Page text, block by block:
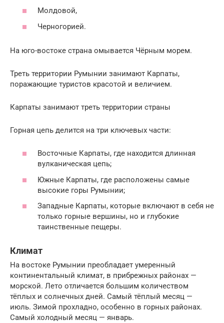
Молдовой,
Черногорией.
На юго-востоке страна омывается Чёрным морем.
Треть территории Румынии занимают Карпаты,
поражающие туристов красотой и величием.
Карпаты занимают треть территории страны
Горная цепь делится на три ключевых части:
Восточные Карпаты, где находится длинная
вулканическая цепь;
Южные Карпаты, где расположены самые
высокие горы Румынии;
Западные Карпаты, которые включают в себя не
только горные вершины, но и глубокие
таинственные пещеры.
Климат
На востоке Румынии преобладает умеренный
континентальный климат, в прибрежных районах —
морской. Лето отличается большим количеством
тёплых и солнечных дней. Самый тёплый месяц —
июль. Зимой прохладно, особенно в горных районах.
Самый холодный месяц — январь.